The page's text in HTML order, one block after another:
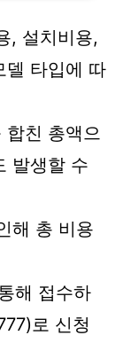
, 설치비용,
델 타입에 따
합친 총액으
발생할 수
해 총 비용
해 접수하
로 신청